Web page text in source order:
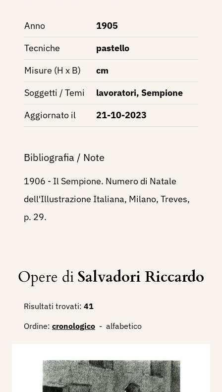
Anno
1905
Tecniche
pastello
Misure (H x B)
cm
Soggetti / Temi
lavoratori, Sempione
Aggiornato il
21-10-2023
Bibliografia / Note
1906 - Il Sempione. Numero di Natale
dell'Illustrazione Italiana, Milano, Treves,
p. 29.
Opere diSalvadori Riccardo
Risultati trovati: 41
Ordine: cronologico - alfabetico